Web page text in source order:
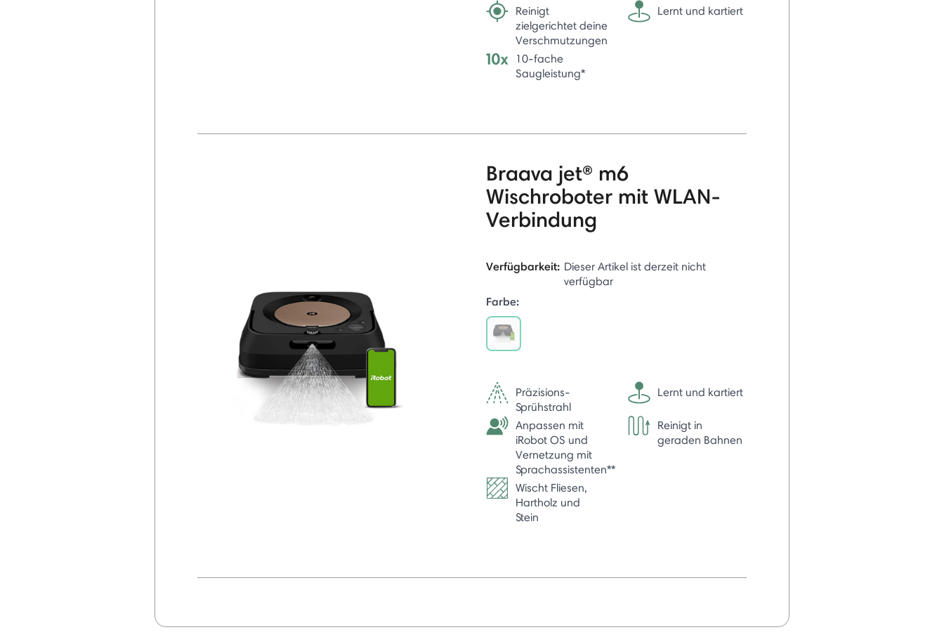
Reinigt
zielgerichtet deine
Verschmutzungen
Lernt und kartiert
10-fache
Saugleistung*
Braava jet® m6
Wischroboter mit WLAN-
Verbindung
Verfügbarkeit: Dieser Artikel ist derzeit nicht
verfügbar
Farbe:
Präzisions-
Sprühstrahl
Lernt und kartiert
Anpassen mit
iRobot OS und
Vernetzung mit
Sprachassistenten**
Reinigt in
geraden Bahnen
Wischt Fliesen,
Hartholz und
Stein